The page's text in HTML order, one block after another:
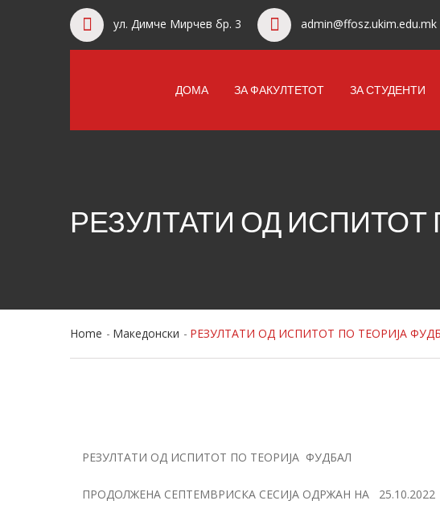
ул. Димче Мирчев бр. 3 admin@ffosz.ukim.edu.mk
ДОМА ЗА ФАКУЛТЕТОТ ЗА СТУДЕНТИ
РЕЗУЛТАТИ ОД ИСПИТОТ
Home Македонски РЕЗУЛТАТИ ОД ИСПИТОТ ПО ТЕОРИЈА
РЕЗУЛТАТИ ОД ИСПИТОТ ПО ТЕОРИЈА ФУДБАЛ
ПРОДОЛЖЕНА СЕПТЕМВРИСКА СЕСИЈА ОДРЖАН НА 25.10.2022